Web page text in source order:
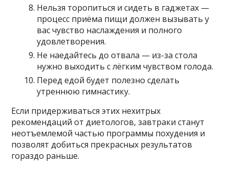
Нельзя торопиться и сидеть в гаджетах —
процесс приёма пищи должен вызывать у
вас чувство наслаждения и полного
удовлетворения.
Не наедайтесь до отвала — из-за стола
нужно выходить с лёгким чувством голода.
Перед едой будет полезно сделать
утреннюю гимнастику.
Если придерживаться этих нехитрых
рекомендаций от диетологов, завтраки станут
неотъемлемой частью программы похудения и
позволят добиться прекрасных результатов
гораздо раньше.